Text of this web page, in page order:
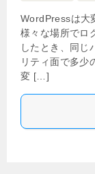
WordPressは大
様々な場所でロ
したとき、同じ
リティ面で多少
変 […]